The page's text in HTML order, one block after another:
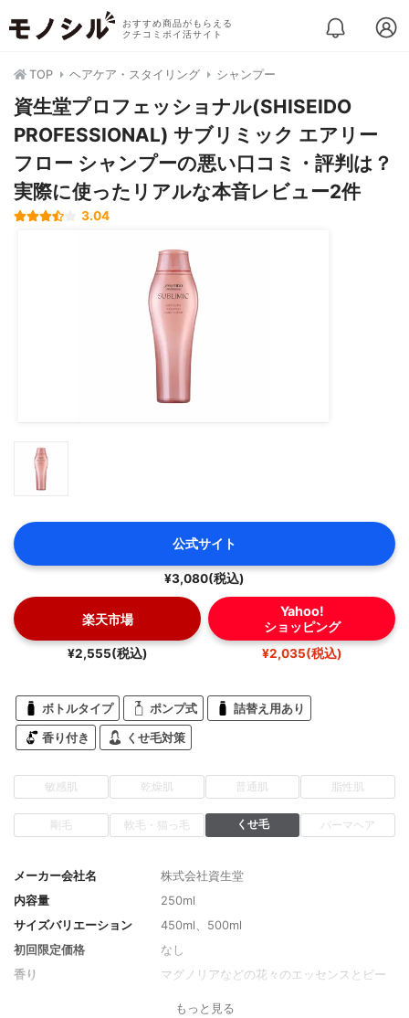
おすすめ商品がもらえる
クチコミポイ活サイト
TOP ヘアケア・スタイリング シャンプー
資生堂プロフェッショナル(SHISEIDO
PROFESSIONAL) サブリミック エアリー
フロー シャンプーの悪い口コミ・評判は？
実際に使ったリアルな本音レビュー2件
3.04
公式サイト
¥3,080(税込)
楽天市場
¥2,555(税込)
Yahoo!
ショッピング
¥2,035(税込)
ボトルタイプ ポンプ式 詰替え用あり
香り付き くせ毛対策
敏感肌 乾燥肌 普通肌 脂性肌
剛毛 軟毛・猫っ毛 くせ毛 パーマヘア
メーカー会社名
株式会社資生堂
内容量
250ml
サイズバリエーション
450ml、500ml
初回限定価格
なし
香り
マグノリアなどの花々のエッセンスとピー
をブレンドした香り
もっと見る